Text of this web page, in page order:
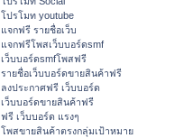
โปรโมท youtube
แจกฟรี รายชื่อเว็บ
แจกฟรีโพสเว็บบอร์ดsmf
เว็บบอร์ดsmfโพสฟรี
รายชื่อเว็บบอร์ดขายสินค้าฟรี
ลงประกาศฟรี เว็บบอร์ด
เว็บบอร์ดขายสินค้าฟรี
ฟรี เว็บบอร์ด แรงๆ
โพสขายสินค้าตรงกลุ่มเป้าหมาย